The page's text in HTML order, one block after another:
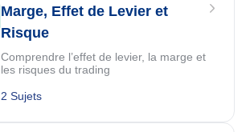
Marge, Effet de Levier et
Risque
Comprendre l’effet de levier, la marge et
les risques du trading
2 Sujets